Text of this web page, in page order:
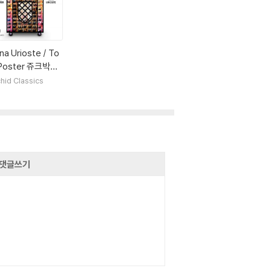
Urioste / To
쥬크박스
(The Jukebox
Classics
글쓰기